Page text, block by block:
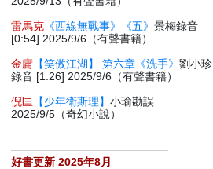
雷馬克 《西線無戰事》《五》景梅錄音
[0:54] 2025/9/6（有聲書籍）
金庸 【笑傲江湖】 第六章《洗手》劉小珍
錄音 [1:26] 2025/9/6（有聲書籍）
倪匡 【少年衛斯理】小瑜勘誤
2025/9/5（奇幻小說）
好書更新 2025年8月